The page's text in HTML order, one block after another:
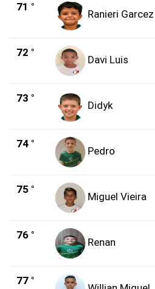
71 °
Ranieri Garcez
72 °
Davi Luis
73 °
Didyk
74 °
Pedro
75 °
Miguel Vieira
76 °
Renan
77 °